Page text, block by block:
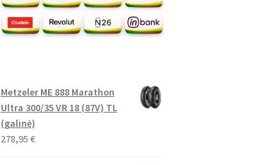
Metzeler ME 888 Marathon
Ultra 300/35 VR 18 (87V) TL
(galinė)
278,95 €